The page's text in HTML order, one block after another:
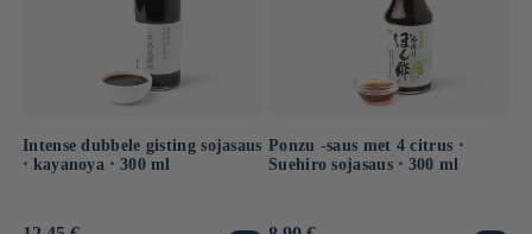
Intense dubbele gisting sojasaus
⋅ kayanoya ⋅ 300 ml
Ponzu -saus met 4 citrus ⋅
Suehiro sojasaus ⋅ 300 ml